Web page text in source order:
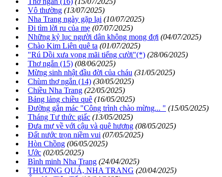
Vô thường (13/07/2025)
Nha Trang ngày gặp lại (10/07/2025)
Đi tìm lời ru của mẹ (07/07/2025)
Những kỷ lục người dân không mong đợi (04/07/2025)
Chào Kim Liên quê ta (01/07/2025)
"Rú Dồi xưa vọng mãi tiếng cười"(*) (28/06/2025)
Thơ ngắn (15) (08/06/2025)
Mừng sinh nhật đầu đời của cháu (31/05/2025)
Chùm thơ ngắn (14) (30/05/2025)
Chiều Nha Trang (22/05/2025)
Bảng lảng chiều quê (16/05/2025)
Đường gắn mác "Công trình chào mừng... " (15/05/2025)
Tháng Tư thức giấc (13/05/2025)
Đưa mự về với cậu và quê hương (08/05/2025)
Đất nước trọn niềm vui (07/05/2025)
Hòn Chồng (06/05/2025)
Ước (02/05/2025)
Bình minh Nha Trang (24/04/2025)
THƯƠNG QUÁ, NHA TRANG (20/04/2025)